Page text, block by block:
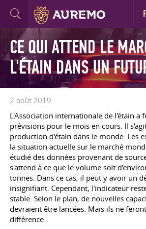
CE QUI ATTEND LE
L'ÉTAIN DANS UN
2 août 2019
L'Association internationale de l'étain a
prévisions pour le mois en cours. Il
production d'étain dans le monde. Les
la situation actuelle sur le marché
étudié des données provenant de
s'attend à ce que le volume soit
tonnes. Dans ce cas, il peut y avoir un
insignifiant. Cependant, l'indicateur
stable. Selon le plan, de nouvelles
devraient être lancées. Mais ils ne
différence.